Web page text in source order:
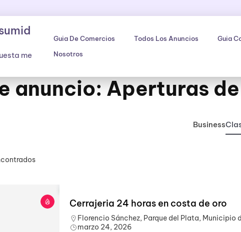
me
Guia De Comercios Todos Los Anuncios
Guia
Nosotros
anuncio:Aperturas
Business
Cerrajeria 24 horas en costa de oro
Florencio Sánchez, Parque del Plata, Municipio
marzo 24, 2026